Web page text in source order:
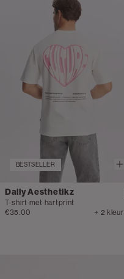
BESTSELLER
Daily Aesthetikz
T-shirt met hartprint
€35.00
+ 2